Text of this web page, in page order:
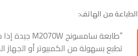
الطباعة من الهاتف:
تطبع بسهولة من الكمبيوتر أو الجهاز